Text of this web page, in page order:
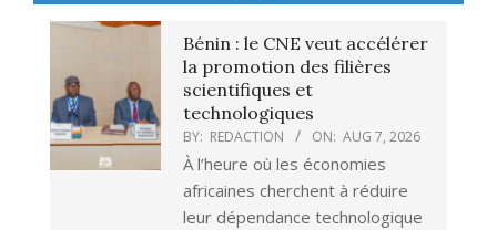
Bénin : le CNE veut accélérer
la promotion des filières
scientifiques et
technologiques
BY: REDACTION ON: AUG 7, 2026
À l’heure où les économies
africaines cherchent à réduire
leur dépendance technologique